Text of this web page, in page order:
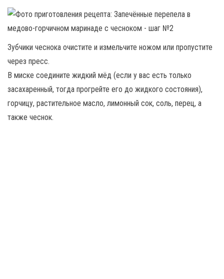
Зубчики чеснока очистите и измельчите ножом или пропустите
через пресс.
В миске соедините жидкий мёд (если у вас есть только
засахаренный, тогда прогрейте его до жидкого состояния),
горчицу, растительное масло, лимонный сок, соль, перец, а
также чеснок.